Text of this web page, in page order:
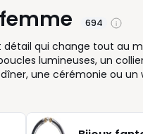
694
qui change tout au
lumineuses, un
une cérémonie ou
affirmé, ligne graphique,
de suivre votre humeur
préférés : robe
quand vous cherchez un